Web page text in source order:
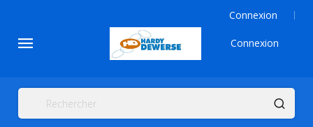
Connexion
Connexion